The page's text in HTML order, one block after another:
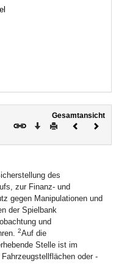
Gesamtansicht
Download
DruckenVorheriges
des
zur Finanz- und
gegen Manipulationen und
der Spielbank
und
2Auf die
Stelle ist im
oder -